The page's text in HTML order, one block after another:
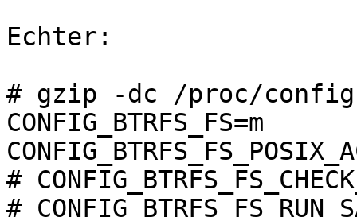
Echter:
# gzip -dc /proc/
CONFIG_BTRFS_FS=m
#
#